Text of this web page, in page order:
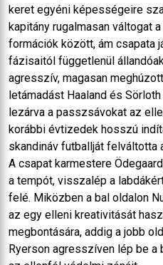
keret egyéni képességeire
kapitány rugalmasan váltogat
formációk között, ám csapata
fázisaitól függetlenül
agresszív, magasan
letámadást Haaland és
lezárva a passzsávokat az
korábbi évtizedek hosszú
skandináv futballját felváltotta
A csapat karmestere
a tempót, visszalép a
felé. Miközben a bal oldalon
az egy elleni kreativitását
megbontására, addig a jobb
Ryerson agresszíven lép be